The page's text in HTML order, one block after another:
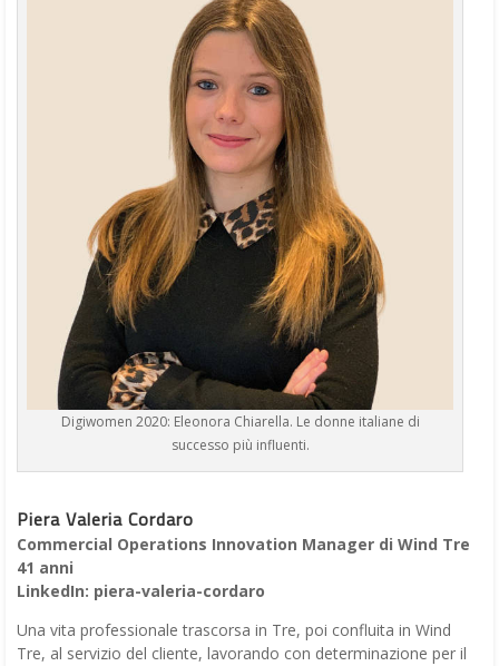
Digiwomen 2020: Eleonora Chiarella. Le donne italiane di
successo più influenti.
Piera Valeria Cordaro
Commercial Operations Innovation Manager di Wind Tre
41 anni
LinkedIn: piera-valeria-cordaro
Una vita professionale trascorsa in Tre, poi confluita in Wind
Tre, al servizio del cliente, lavorando con determinazione per il